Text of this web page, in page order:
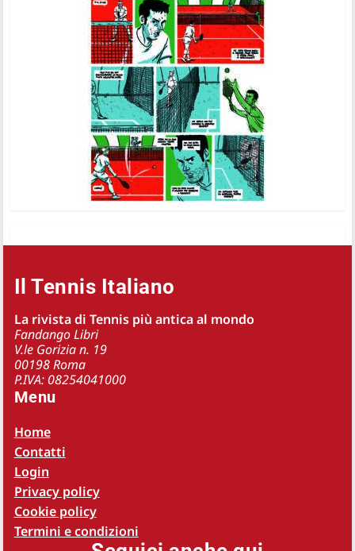
Il Tennis Italiano
La rivista di Tennis più antica al mondo
Fandango Libri
V.le Gorizia n. 19
00198 Roma
P.IVA: 08254041000
Menu
Home
Contatti
Login
Privacy policy
Cookie policy
Termini e condizioni